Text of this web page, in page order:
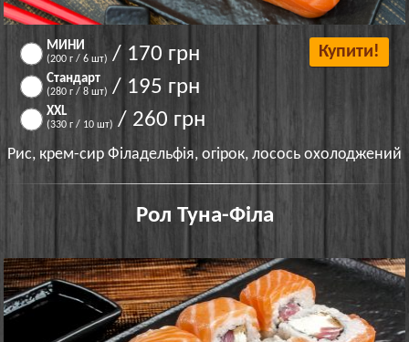
МИНИ
(200 г / 6 шт) / 170 грн
Стандарт
(280 г / 8 шт) / 195 грн
XXL
(330 г / 10 шт) / 260 грн
Купити!
Рис, крем-сир Філадельфія, огірок, лосось охолоджений
Рол Туна-Філа